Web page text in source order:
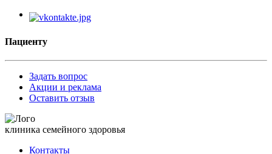
Пациенту
Задать вопрос
Акции и реклама
Оставить отзыв
клиника семейного здоровья
Контакты